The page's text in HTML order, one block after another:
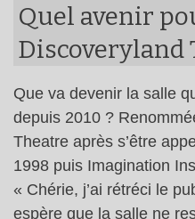
Quel avenir
Discoveryland
Que va devenir la salle
depuis 2010 ?
Theatre après s’être
1998 puis Imagination
« Chérie, j’ai rétréci le
espère que la salle ne